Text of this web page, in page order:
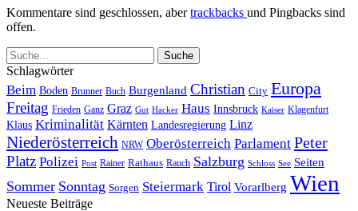
Kommentare sind geschlossen, abertrackbacks und Pingbacks sind
offen.
Schlagwörter
Beim Boden Brunner Buch Burgenland Christian City Europa
Freitag Frieden Ganz Graz Gut Hacker Haus Innsbruck Kaiser Klagenfurt
Klaus Kriminalität Kärnten Landesregierung Linz
Niederösterreich NRW Oberösterreich Parlament Peter
Platz Polizei Post Rainer Rathaus Rauch Salzburg Schloss See Seiten
Sommer Sonntag Sorgen Steiermark Tirol Vorarlberg Wien
Neueste Beiträge